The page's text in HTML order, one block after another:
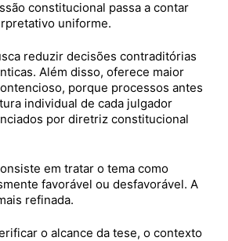
constitucional passa a contar
uniforme.
reduzir decisões contraditórias
Além disso, oferece maior
porque processos antes
individual de cada julgador
por diretriz constitucional
em tratar o tema como
favorável ou desfavorável. A
refinada.
o alcance da tese, o contexto